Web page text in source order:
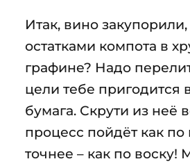
Итак, вино закупорили,
остатками компота в
графине? Надо
цели тебе пригодится
бумага. Скрути из неё
процесс пойдёт как по
точнее – как по